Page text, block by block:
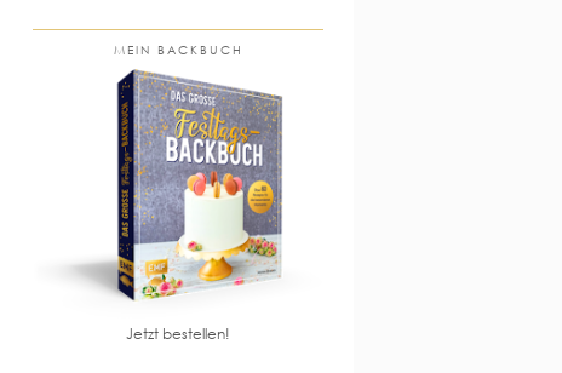
MEIN BACKBUCH
Jetzt bestellen!